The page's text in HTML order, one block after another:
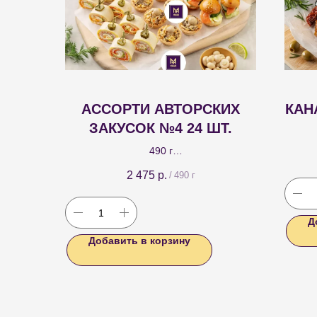
АССОРТИ АВТОРСКИХ
ЗАКУСОК №4 24 ШТ.
490 г
по-корейски 8 шт.; канапе-бургер с
семгой 8 шт.; тарталетка Нежность 8 шт.
2 475 р. / 490 г
Добавить в корзину